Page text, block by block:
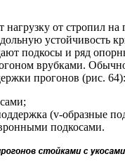
от стропил
устойчивость
подкосы и ряд
врубками.
прогонов (рис. 64):
(v-образные
подкосами.